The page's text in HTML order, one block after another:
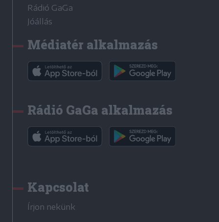
Rádió GaGa
Jóállás
Médiatér alkalmazás
Rádió GaGa alkalmazás
Kapcsolat
Írjon nekünk